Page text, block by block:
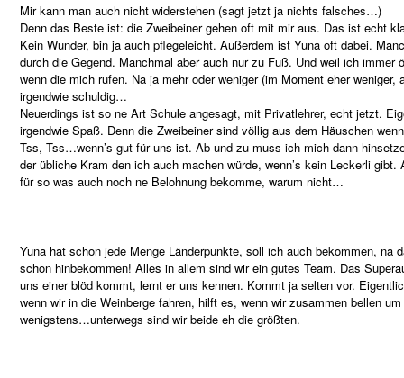
Mir kann man auch nicht widerstehen (sagt jetzt ja nichts falsches…)
Denn das Beste ist: die Zweibeiner gehen oft mit mir aus. Das ist echt
Kein Wunder, bin ja auch pflegeleicht. Außerdem ist Yuna oft dabei.
durch die Gegend. Manchmal aber auch nur zu Fuß. Und weil ich
wenn die mich rufen. Na ja mehr oder weniger (im Moment eher
irgendwie schuldig…
Neuerdings ist so ne Art Schule angesagt, mit Privatlehrer, echt jetzt.
irgendwie Spaß. Denn die Zweibeiner sind völlig aus dem Häuschen
Tss, Tss…wenn’s gut für uns ist. Ab und zu muss ich mich dann
der übliche Kram den ich auch machen würde, wenn’s kein Leckerli
für so was auch noch ne Belohnung bekomme, warum nicht…
Yuna hat schon jede Menge Länderpunkte, soll ich auch bekommen, na
schon hinbekommen! Alles in allem sind wir ein gutes Team. Das
uns einer blöd kommt, lernt er uns kennen. Kommt ja selten vor.
wenn wir in die Weinberge fahren, hilft es, wenn wir zusammen bellen
wenigstens…unterwegs sind wir beide eh die größten.